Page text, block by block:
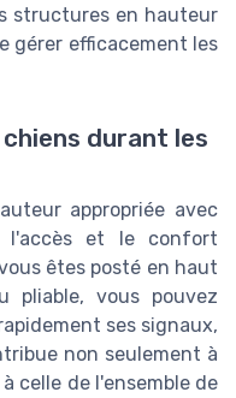
structures en hauteur
gérer efficacement les
durant les
appropriée avec
l'accès et le confort
êtes posté en haut
pliable, vous pouvez
ses signaux,
non seulement à
celle de l'ensemble de